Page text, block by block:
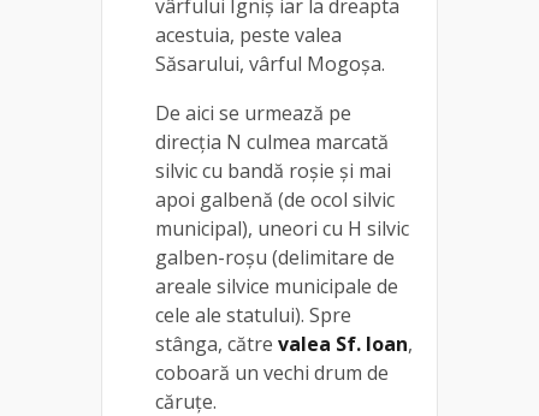
vârfului Igniş iar la dreapta
acestuia, peste valea
Săsarului, vârful Mogoşa.
De aici se urmează pe
direcția N culmea marcată
silvic cu bandă roşie și mai
apoi galbenă (de ocol silvic
municipal), uneori cu H silvic
galben-roşu (delimitare de
areale silvice municipale de
cele ale statului). Spre
stânga, către valea Sf. Ioan,
coboară un vechi drum de
căruţe.